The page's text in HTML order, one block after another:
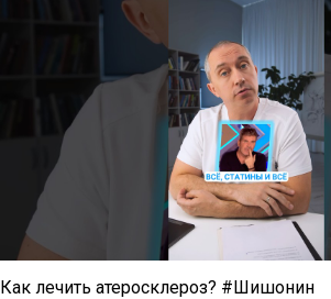
Как лечить атеросклероз? #Шишонин